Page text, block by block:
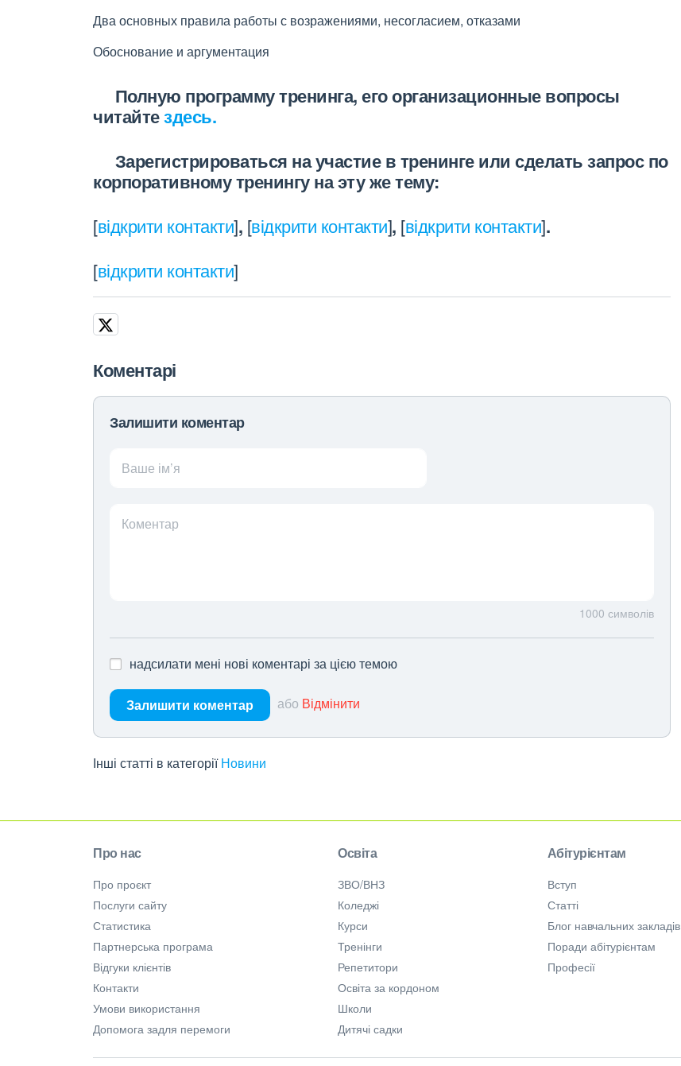
Два основных правила работы с возражениями, несогласием, отказами
Обоснование и аргументация
Полную программу тренинга, его организационные вопросы
читайтездесь.
Зарегистрироваться на участие в тренинге или сделать запрос по
корпоративному тренингу на эту же тему:
[відкрити контакти], [відкрити контакти], [відкрити контакти].
[відкрити контакти]
Коментарі
Залишити коментар
Ваше ім’я
Коментар
1000 символів
надсилати мені нові коментарі за цією темою
Залишити коментар або Відмінити
Інші статті в категорії Новини
Про нас
Про проєкт
Послуги сайту
Статистика
Партнерська програма
Відгуки клієнтів
Контакти
Умови використання
Допомога задля перемоги
Освіта
ЗВО/ВНЗ
Коледжі
Курси
Тренінги
Репетитори
Освіта за кордоном
Школи
Дитячі садки
Абітурієнтам
Вступ
Статті
Блог навчальних закладів
Поради абітурієнтам
Професії